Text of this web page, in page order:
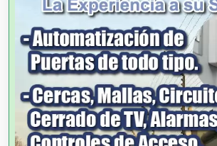
Alquiler de Trajes de Etiqueta
Alta Costura
Aluminio